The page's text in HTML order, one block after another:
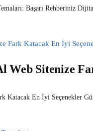
Başarı Rehberiniz
Web Sitenize
Katacak En İyi Seçenekler